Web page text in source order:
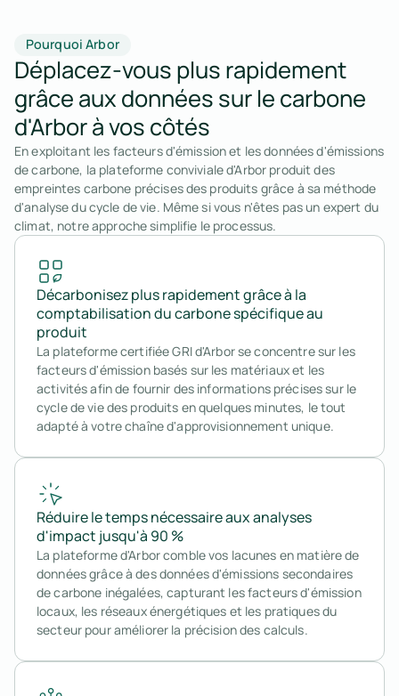
Pourquoi Arbor
Déplacez-vous plus rapidement
grâce aux données sur le carbone
d'Arbor à vos côtés
En exploitant les facteurs d'émission et les données d'émissions
de carbone, la plateforme conviviale d'Arbor produit des
empreintes carbone précises des produits grâce à sa méthode
d'analyse du cycle de vie. Même si vous n'êtes pas un expert du
climat, notre approche simplifie le processus.
Décarbonisez plus rapidement grâce à la
comptabilisation du carbone spécifique au
produit
La plateforme certifiée GRI d'Arbor se concentre sur les
facteurs d'émission basés sur les matériaux et les
activités afin de fournir des informations précises sur le
cycle de vie des produits en quelques minutes, le tout
adapté à votre chaîne d'approvisionnement unique.
Réduire le temps nécessaire aux analyses
d'impact jusqu'à 90 %
La plateforme d'Arbor comble vos lacunes en matière de
données grâce à des données d'émissions secondaires
de carbone inégalées, capturant les facteurs d'émission
locaux, les réseaux énergétiques et les pratiques du
secteur pour améliorer la précision des calculs.